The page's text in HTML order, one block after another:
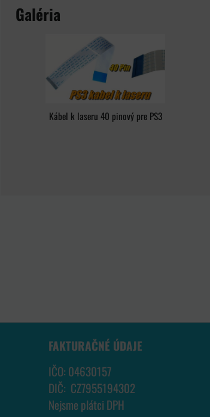
Galéria
Kábel k laseru 40 pinový pre PS3
FAKTURAČNÉ ÚDAJE
IČO: 04630157
DIČ: CZ7955194302
Nejsme plátci DPH